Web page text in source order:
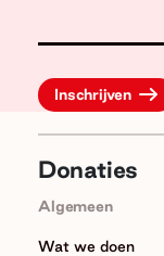
Donaties
Algemeen
Wat we doen